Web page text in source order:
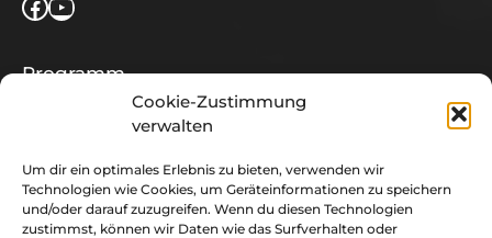
Cookie-Zustimmung
verwalten
Um dir ein optimales Erlebnis zu bieten, verwenden wir
Technologien wie Cookies, um Geräteinformationen zu speichern
und/oder darauf zuzugreifen. Wenn du diesen Technologien
zustimmst, können wir Daten wie das Surfverhalten oder
Programm
Impressum
Datenschutz